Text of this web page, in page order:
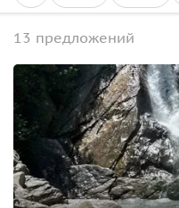
13 предложений